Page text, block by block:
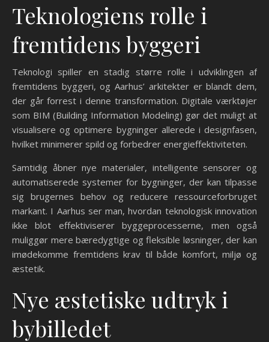
Teknologiens rolle i
fremtidens byggeri
Teknologi spiller en stadig større rolle i udviklingen af
fremtidens byggeri, og Aarhus’ arkitekter er blandt dem,
der går forrest i denne transformation. Digitale værktøjer
som BIM (Building Information Modeling) gør det muligt at
visualisere og optimere bygninger allerede i designfasen,
hvilket minimerer spild og forbedrer energieffektiviteten.
Samtidig åbner nye materialer, intelligente sensorer og
automatiserede systemer for bygninger, der kan tilpasse
sig brugernes behov og reducere ressourceforbruget
markant. I Aarhus ser man, hvordan teknologisk innovation
ikke blot effektiviserer byggeprocesserne, men også
muliggør mere bæredygtige og fleksible løsninger, der kan
imødekomme fremtidens krav til både komfort, miljø og
æstetik.
Nye æstetiske udtryk i
bybilledet